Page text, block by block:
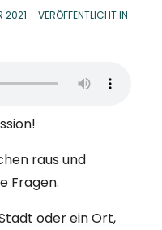
2021
VERÖFFENTLICHT IN
raus und
Fragen.
oder ein Ort,